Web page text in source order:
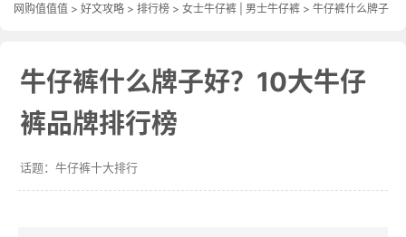
网购值值值 > 好文攻略 > 排行榜 > 女士牛仔裤 男士牛仔裤 > 牛仔裤什么牌子
牛仔裤什么牌子好？10大牛仔
裤品牌排行榜
牛仔裤十大排行